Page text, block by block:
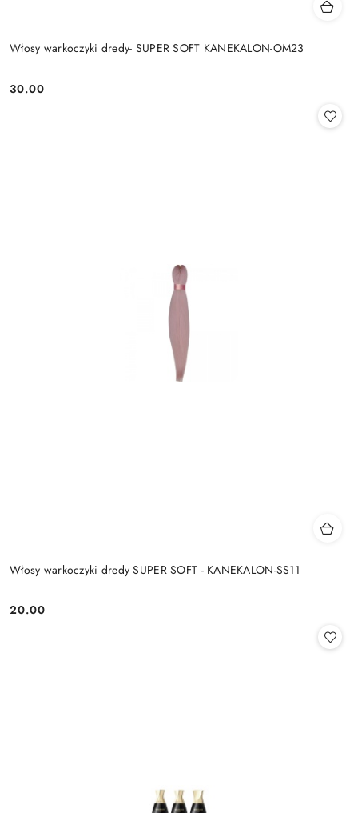
Włosy warkoczyki dredy- SUPER SOFT KANEKALON-OM23
Cena:
30.00
Włosy warkoczyki dredy SUPER SOFT - KANEKALON-SS11
Cena:
20.00